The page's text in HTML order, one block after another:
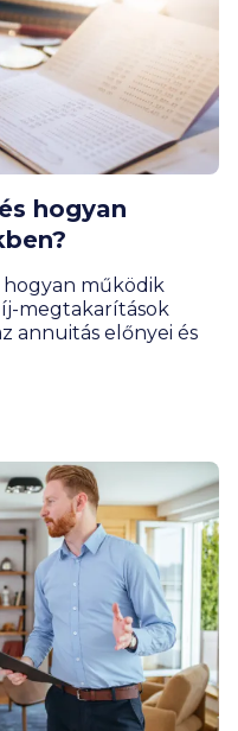
hogyan
hogyan működik
megtakarítások
annuitás előnyei és